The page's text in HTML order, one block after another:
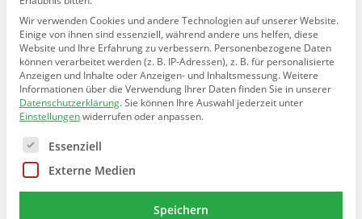
Wir verwenden Cookies und andere Technologien auf unserer Website.
Einige von ihnen sind essenziell, während andere uns helfen, diese
Website und Ihre Erfahrung zu verbessern. Personenbezogene Daten
können verarbeitet werden (z. B. IP-Adressen), z. B. für personalisierte
Anzeigen und Inhalte oder Anzeigen- und Inhaltsmessung.Weitere
Informationen über die Verwendung Ihrer Daten finden Sie in unserer
Datenschutzerklärung.Sie können Ihre Auswahl jederzeit unter
Einstellungenwiderrufen oder anpassen.
Es folgt eine Liste der Service-Gruppen, für die eine
Essenziell
Externe Medien
Speichern